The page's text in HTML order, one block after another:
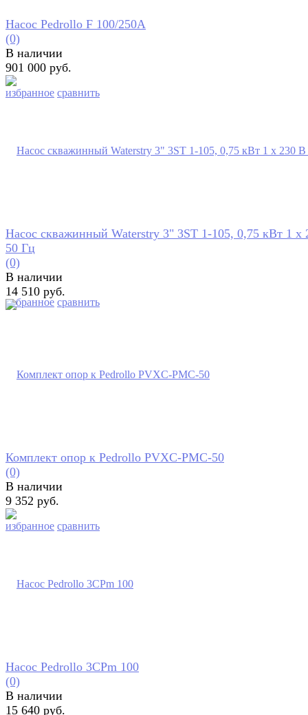
избранное сравнить
Насос Pedrollo F 100/250A
(0)
В наличии
901 000 руб.
избранное сравнить
Насос скважинный Waterstry 3" 3ST 1-105, 0,75 кВт 1 х
50 Гц
(0)
В наличии
14 510 руб.
избранное сравнить
Комплект опор к Pedrollo PVXC-PMC-50
(0)
В наличии
9 352 руб.
Насос Pedrollo 3CPm 100
(0)
В наличии
15 640 руб.